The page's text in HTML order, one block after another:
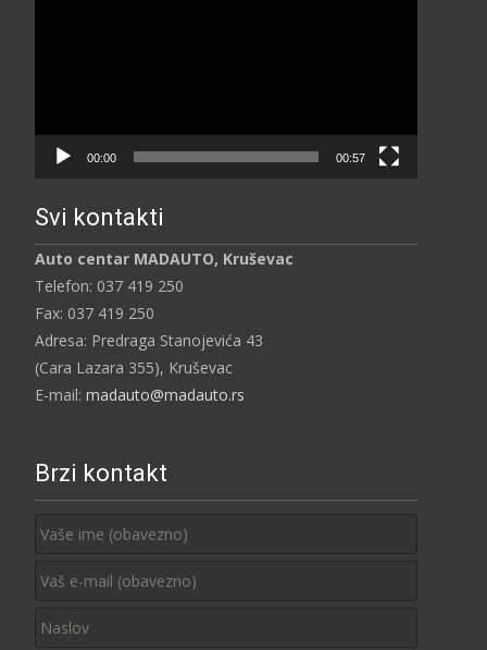
00:00 00:57
Svi kontakti
Auto centar MADAUTO, Kruševac
Telefon: 037 419 250
Fax: 037 419 250
Adresa: Predraga Stanojevića 43
(Cara Lazara 355), Kruševac
E-mail: madauto@madauto.rs
Brzi kontakt